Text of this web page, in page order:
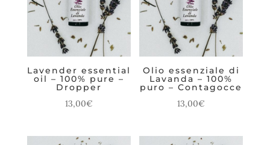
Lavender essential
oil – 100% pure –
Dropper
13,00€
Olio essenziale di
Lavanda – 100%
puro – Contagocce
13,00€